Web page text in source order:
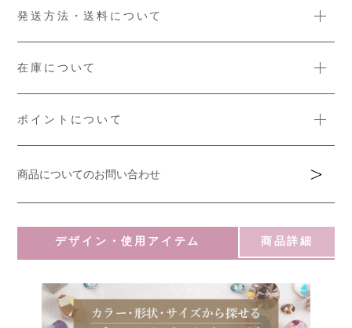
発送方法・送料について
在庫について
ポイントについて
商品についてのお問い合わせ
デザイン・使用アイテム 商品詳細